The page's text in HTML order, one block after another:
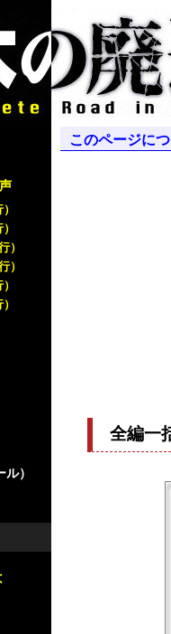
）
）
）
このページに
全編一